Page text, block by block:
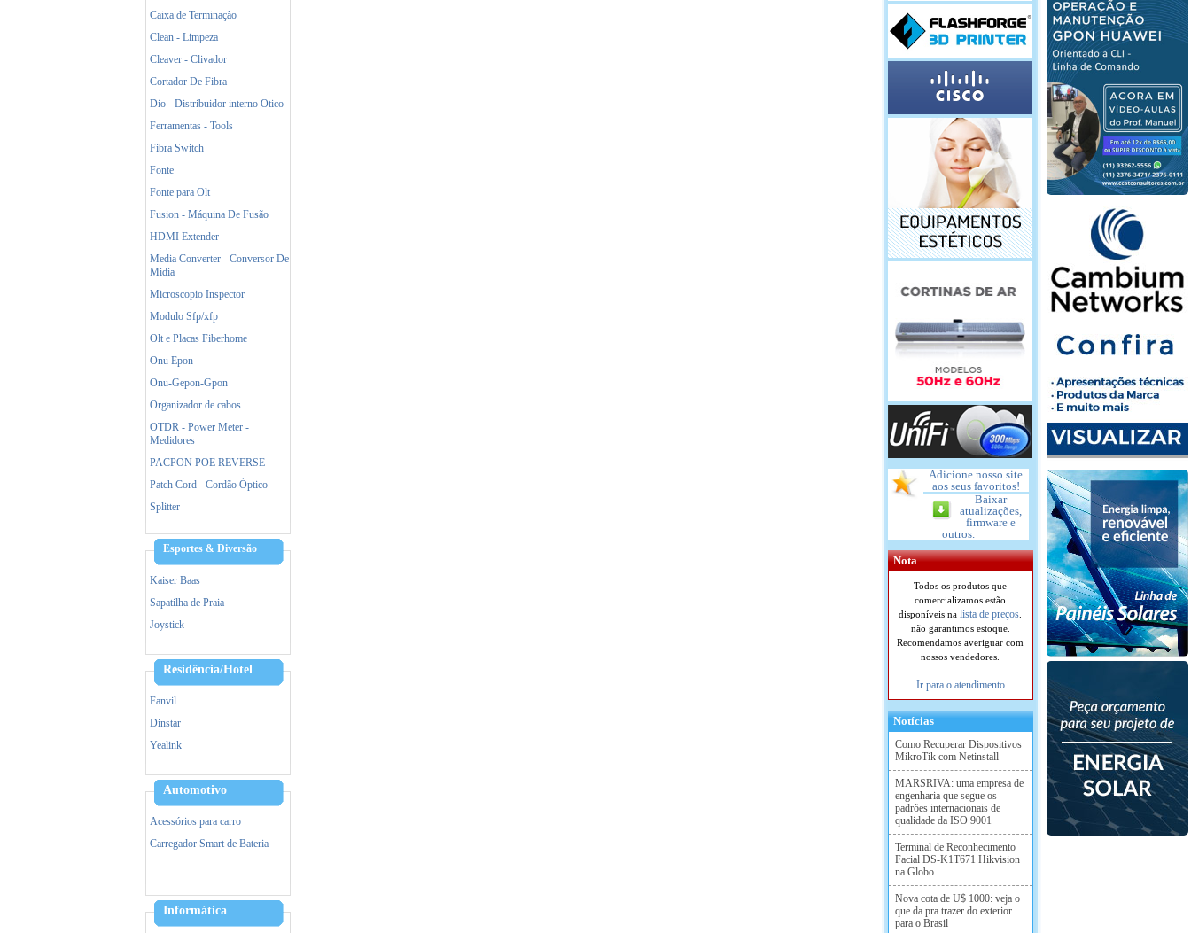
Caixa de Terminaçâo
Clean - Limpeza
Cleaver - Clivador
Cortador De Fibra
Dio - Distribuidor interno Otico
Ferramentas - Tools
Fibra Switch
Fonte
Fonte para Olt
Fusion - Máquina De Fusão
HDMI Extender
Media Converter - Conversor De
Midia
Microscopio Inspector
Modulo Sfp/xfp
Olt e Placas Fiberhome
Onu Epon
Onu-Gepon-Gpon
Organizador de cabos
OTDR - Power Meter -
Medidores
PACPON POE REVERSE
Patch Cord - Cordão Óptico
Splitter
Esportes & Diversão
Kaiser Baas
Sapatilha de Praia
Joystick
Residência/Hotel
Fanvil
Dinstar
Yealink
Hikvision
Automotivo
Acessórios para carro
Carregador Smart de Bateria
Informática
Adicione nosso site
aos seus favoritos!
Baixar
atualizações,
firmware e
outros.
Nota
Todos os produtos que
comercializamos estão
disponíveis na lista de preços
não garantimos estoque.
Recomendamos averiguar com
nossos vendedores.
Ir para o atendimento
Notícias
Como Recuperar Dispositivos
MikroTik com Netinstall
MARSRIVA: uma empresa de
engenharia que segue os
padrões internacionais de
qualidade da ISO 9001
Terminal de Reconhecimento
Facial DS-K1T671 Hikvision
na Globo
Nova cota de U$ 1000: veja o
que da pra trazer do exterior
para o Brasil